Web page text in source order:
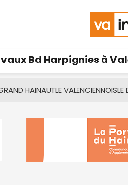
Bd Harpignies à
HAINAUTLE VALENCIENNOISLE